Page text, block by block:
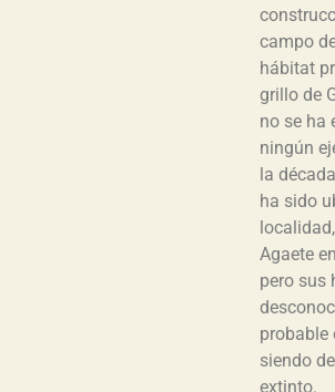
campo
hábitat
grillo de
no se ha
ningún
la
ha sido
Agaete
pero sus
probable
siendo
extinto.